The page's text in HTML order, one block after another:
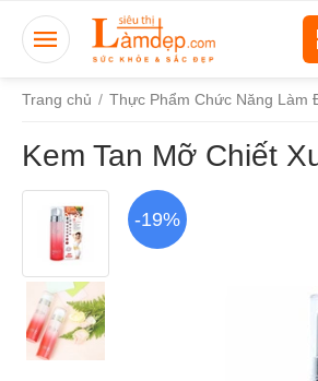
Trang chủ / Thực Phẩm Chức Năng Làm
Kem Tan Mỡ Chiết
-19%